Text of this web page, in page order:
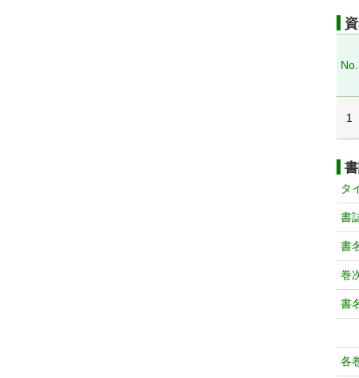
No.
1
タ
書
書
巻
書
各